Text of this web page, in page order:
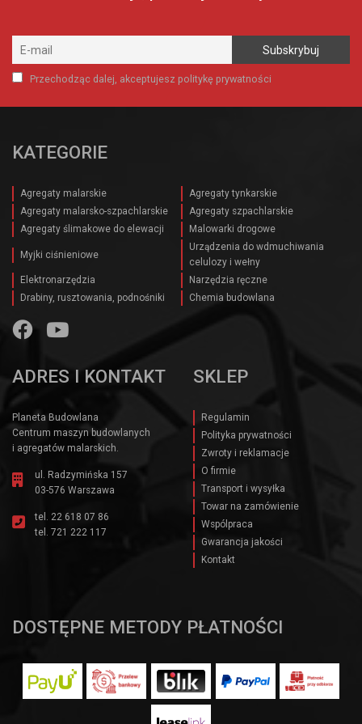
Przechodząc dalej, akceptujesz politykę prywatności
KATEGORIE
Agregaty malarskie
Agregaty tynkarskie
Agregaty malarsko-szpachlarskie
Agregaty szpachlarskie
Agregaty ślimakowe do elewacji
Malowarki drogowe
Myjki ciśnieniowe
Urządzenia do wdmuchiwania
celulozy i wełny
Elektronarzędzia
Narzędzia ręczne
Drabiny, rusztowania, podnośniki
Chemia budowlana
ADRES I KONTAKT
Planeta Budowlana
Centrum maszyn budowlanych
i agregatów malarskich.
ul. Radzymińska 157
03-576 Warszawa
tel. 22 618 07 86
tel. 721 222 117
SKLEP
Regulamin
Polityka prywatności
Zwroty i reklamacje
O firmie
Transport i wysyłka
Towar na zamówienie
Wspólpraca
Gwarancja jakości
Kontakt
DOSTĘPNE METODY PŁATNOŚCI